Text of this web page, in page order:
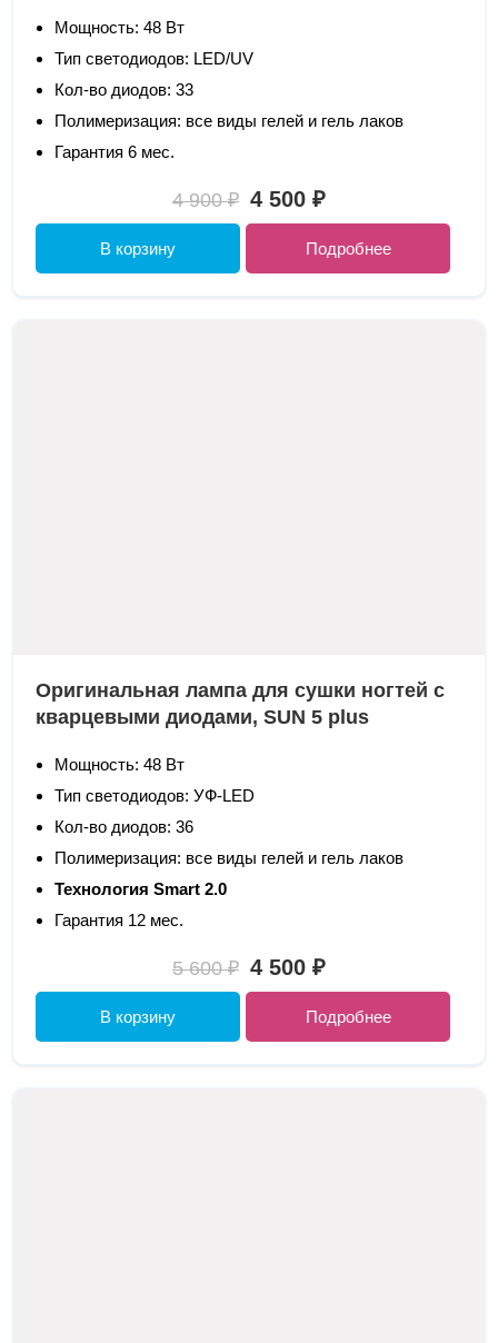
Мощность: 48 Вт
Тип светодиодов: LED/UV
Кол-во диодов: 33
Полимеризация: все виды гелей и гель лаков
Гарантия 6 мес.
4 900 ₽ 4 500 ₽
В корзину Подробнее
Оригинальная лампа для сушки ногтей с
кварцевыми диодами, SUN 5 plus
Мощность: 48 Вт
Тип светодиодов: УФ-LED
Кол-во диодов: 36
Полимеризация: все виды гелей и гель лаков
Технология Smart 2.0
Гарантия 12 мес.
5 600 ₽ 4 500 ₽
В корзину Подробнее